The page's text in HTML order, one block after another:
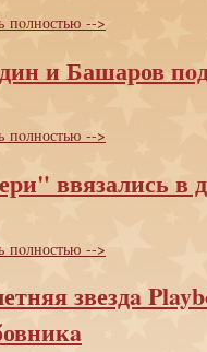
пoлностью -->
и Башаров
пoлностью -->
ввязались в
пoлностью -->
звездa